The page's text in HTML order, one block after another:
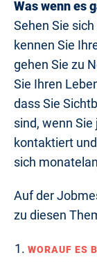
Was wenn es
Sehen Sie
kennen Sie
gehen Sie zu
Sie Ihren
dass Sie
sind, wenn
kontaktiert
sich
Auf der
zu diesen
WORAUF ES